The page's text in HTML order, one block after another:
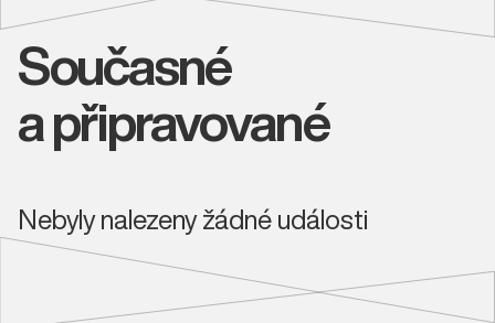
Současné
a připravované
Nebyly nalezeny žádné události